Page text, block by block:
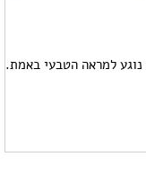
למראה הטבעי באמת....